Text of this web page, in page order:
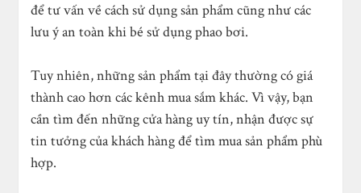
để tư vấn về cách sử dụng sản phẩm cũng như các
lưu ý an toàn khi bé sử dụng phao bơi.
Tuy nhiên, những sản phẩm tại đây thường có giá
thành cao hơn các kênh mua sắm khác. Vì vậy, bạn
cần tìm đến những cửa hàng uy tín, nhận được sự
tin tưởng của khách hàng để tìm mua sản phẩm phù
hợp.